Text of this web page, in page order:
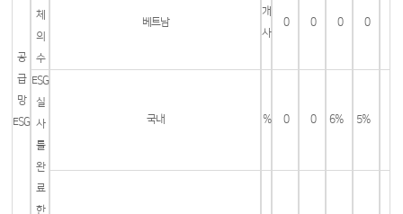
공
급
망
ESG
체
의
수
베트남
개
사
0 0 0 0
ESG
실
사
를
완
료
한
국내 % 0 0 6% 5%